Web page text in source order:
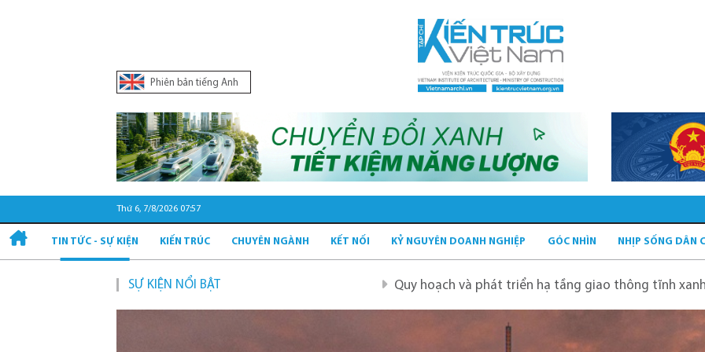
Phiên bản tiếng Anh
Thứ 6, 7/8/2026 07:57
TIN TỨC - SỰ KIỆN KIẾN TRÚC CHUYÊN NGÀNH KẾT NỐI KỶ NGUYÊN DOANH NGHIỆP GÓC NHÌN NHỊP SỐNG DÂN
SỰ KIỆN NỔI BẬT Quy hoạch và phát triển hạ tầng giao thông tĩnh xanh Quy hoạch